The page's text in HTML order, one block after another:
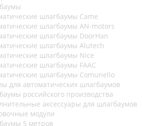
шлагбаумы Came
шлагбаумы AN-motors
шлагбаумы DoorHan
шлагбаумы Alutech
шлагбаумы Nice
шлагбаумы FAAC
шлагбаумы Comunello
для автоматических шлагбаумов
российского производства
аксессуары для шлагбаумов
модули
5 метров